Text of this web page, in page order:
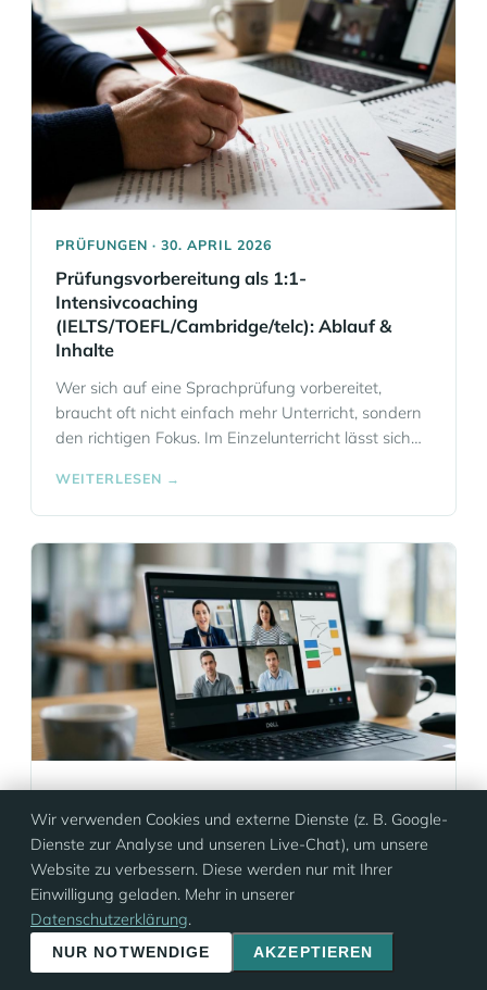
Frankfurt unterstützt Unternehmen und
Fachabteilungen mit professionellen
Fachübersetzungen für Legal & Compliance. Als
Sprachschule und… Mehr Informationen
PRÜFUNGEN · 30. APRIL 2026
Prüfungsvorbereitung als 1:1-
Intensivcoaching
(IELTS/TOEFL/Cambridge/telc): Ablauf &
Inhalte
Wer sich auf eine Sprachprüfung vorbereitet,
braucht oft nicht einfach mehr Unterricht, sondern
den richtigen Fokus. Im Einzelunterricht lässt sich
Prüfungsformat, auf die eigene Zielnote und auf
genau die Bereiche, in denen noch Punkte verloren
gehen. Gerade bei IELTS, TOEFL, Cambridge und
telc ist das entscheidend. Jede Prüfung… Mehr
Informationen
WEITERLESEN →
SPRACHKURSE · 27. APRIL 2026
Online-Sprachtraining für Unternehmen
(Live-Unterricht): Formate, Tools &
Erfolgskontrolle
Live-Unterricht im Online-Sprachtraining ist für
viele Unternehmen längst kein Ersatz mehr,
sondern ein eigenes Qualitätsformat. Wenn Teams
Wir verwenden Cookies und externe Dienste (z. B. Google-
Dienste zur Analyse und unseren Live-Chat), um unsere
Website zu verbessern. Diese werden nur mit Ihrer
Einwilligung geladen. Mehr in unserer
Datenschutzerklärung.
NUR NOTWENDIGE AKZEPTIEREN